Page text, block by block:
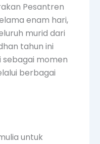
Pesantren
enam hari,
murid dari
tahun ini
momen
berbagai
untuk